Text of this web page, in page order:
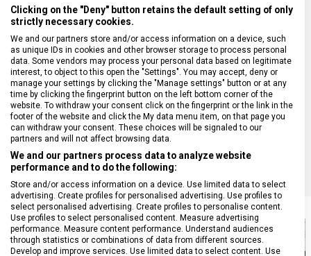
VELIKOST 9,1 x 1,5 cm
MATERIÁL Ořechové dřevo
BARVA Dřevo
Clicking on the "Deny" button retains the default setting of only
strictly necessary cookies.
We and our partners store and/or access information on a device, such
as unique IDs in cookies and other browser storage to process personal
data. Some vendors may process your personal data based on legitimate
interest, to object to this open the "Settings". You may accept, deny or
manage your settings by clicking the "Manage settings" button or at any
time by clicking the fingerprint button on the left bottom corner of the
website. To withdraw your consent click on the fingerprint or the link in the
footer of the website and click the My data menu item, on that page you
can withdraw your consent. These choices will be signaled to our
partners and will not affect browsing data.
We and our partners process data to analyze website
performance and to do the following:
Store and/or access information on a device. Use limited data to select
advertising. Create profiles for personalised advertising. Use profiles to
select personalised advertising. Create profiles to personalise content.
Use profiles to select personalised content. Measure advertising
performance. Measure content performance. Understand audiences
through statistics or combinations of data from different sources.
Develop and improve services. Use limited data to select content. Use